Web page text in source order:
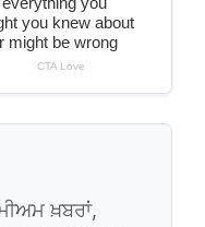
ਖ਼ਬਰਾਂ,